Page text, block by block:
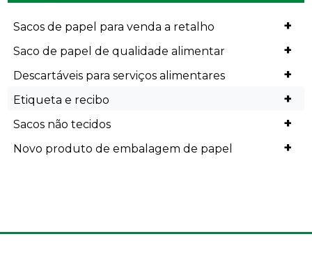
+
Sacos de papel para venda a retalho
+
Saco de papel de qualidade alimentar
+
Descartáveis para serviços alimentares
+
Etiqueta e recibo
+
Sacos não tecidos
+
Novo produto de embalagem de papel